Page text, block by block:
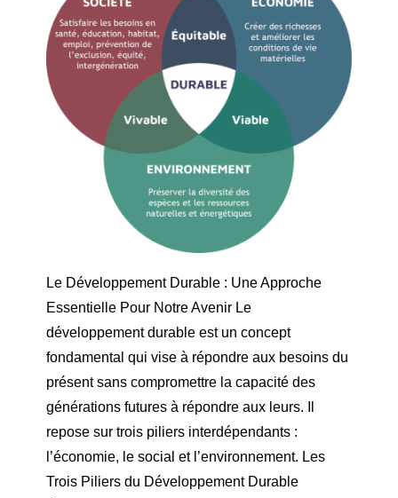
Le Développement Durable : Une Approche
Essentielle Pour Notre Avenir Le
développement durable est un concept
fondamental qui vise à répondre aux besoins du
présent sans compromettre la capacité des
générations futures à répondre aux leurs. Il
repose sur trois piliers interdépendants :
l’économie, le social et l’environnement. Les
Trois Piliers du Développement Durable